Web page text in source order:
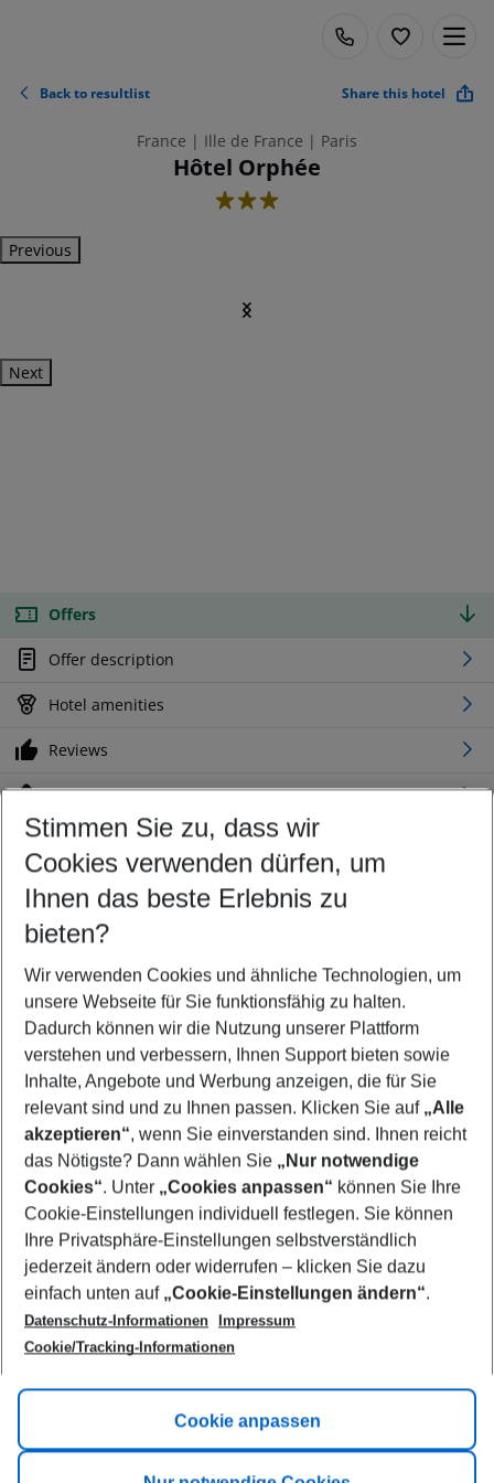
Back to resultlist Share this hotel
France | Ille de France | Paris
Hôtel Orphée
3
Previous
Next
Offers
Offer description
Hotel amenities
Reviews
Location
Customize your offer
Find the perfect deal which suits your best
Your departure airport
Any airport
Select your date range
09/08/26–07/08/27 5-8 nights
Who will travel
2 adults No children
Show more filter
Footer
Footer navigation
Title A
Link A
Stimmen Sie zu, dass wir
Cookies verwenden dürfen, um
Ihnen das beste Erlebnis zu
bieten?
Wir verwenden Cookies und ähnliche Technologien, um
unsere Webseite für Sie funktionsfähig zu halten.
Dadurch können wir die Nutzung unserer Plattform
verstehen und verbessern, Ihnen Support bieten sowie
Inhalte, Angebote und Werbung anzeigen, die für Sie
relevant sind und zu Ihnen passen. Klicken Sie auf „Alle
akzeptieren“, wenn Sie einverstanden sind. Ihnen reicht
das Nötigste? Dann wählen Sie „Nur notwendige
Cookies“. Unter „Cookies anpassen“ können Sie Ihre
Cookie-Einstellungen individuell festlegen. Sie können
Ihre Privatsphäre-Einstellungen selbstverständlich
jederzeit ändern oder widerrufen – klicken Sie dazu
einfach unten auf „Cookie-Einstellungen ändern“.
Datenschutz-Informationen
Impressum
Cookie/Tracking-Informationen
Cookie anpassen